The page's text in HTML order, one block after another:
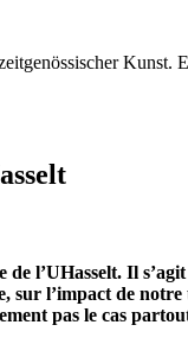
l’UHasselt. Il
l’impact de
pas le cas